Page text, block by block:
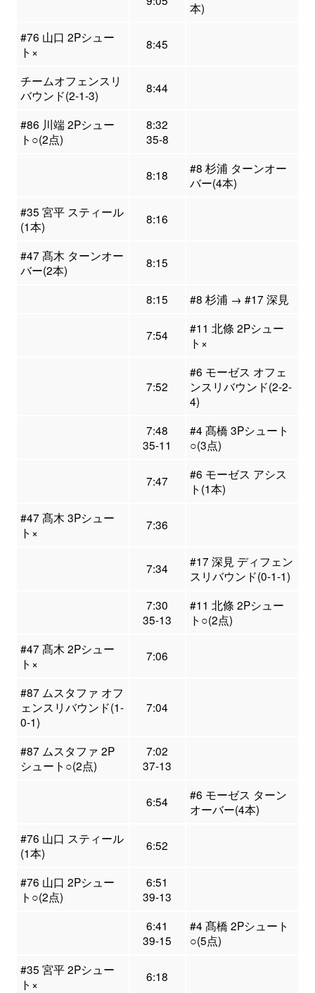
本)
#76 山口 2Pシュー
ト×
8:45
チームオフェンスリ
バウンド(2-1-3)
8:44
#86 川端 2Pシュー
ト○(2点)
8:32
35-8
8:18
#8 杉浦 ターンオー
バー(4本)
#35 宮平 スティール
(1本)
8:16
#47 髙木 ターンオー
バー(2本)
8:15
8:15 #8 杉浦 → #17 深見
7:54
#11 北條 2Pシュー
ト×
7:52
#6 モーゼス オフェ
ンスリバウンド(2-2-
4)
7:48
35-11
#4 髙橋 3Pシュート
○(3点)
7:47
#6 モーゼス アシス
ト(1本)
#47 髙木 3Pシュー
ト×
7:36
7:34
#17 深見 ディフェン
スリバウンド(0-1-1)
7:30
35-13
#11 北條 2Pシュー
ト○(2点)
#47 髙木 2Pシュー
ト×
7:06
#87 ムスタファ オフ
ェンスリバウンド(1-
0-1)
7:04
#87 ムスタファ 2P
シュート○(2点)
7:02
37-13
6:54
#6 モーゼス ターン
オーバー(4本)
#76 山口 スティール
(1本)
6:52
#76 山口 2Pシュー
ト○(2点)
6:51
39-13
6:41
39-15
#4 髙橋 2Pシュート
○(5点)
#35 宮平 2Pシュー
ト×
6:18